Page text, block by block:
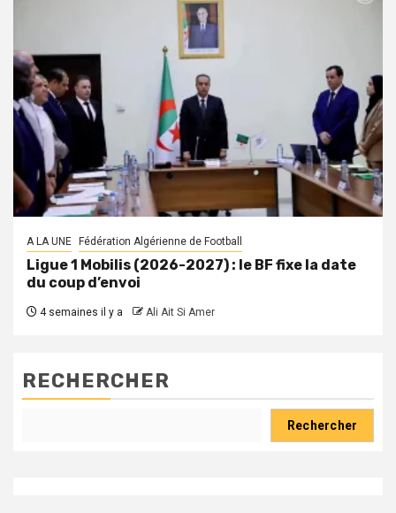
A LA UNE Fédération Algérienne de Football
Ligue 1 Mobilis (2026-2027) : le BF fixe la date
du coup d’envoi
4 semaines il y a Ali Ait Si Amer
RECHERCHER
Rechercher